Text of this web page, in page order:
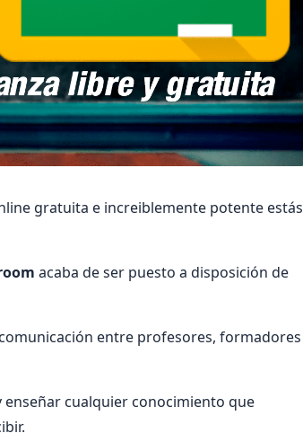
gratuita e increiblemente potente estás
acaba de ser puesto a disposición de
entre profesores, formadores
cualquier conocimiento que